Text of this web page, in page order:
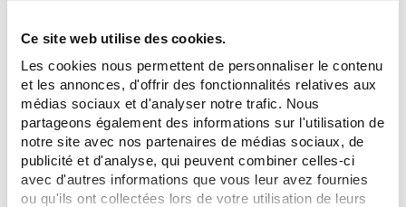
Ce site web utilise des cookies.
Les cookies nous permettent de personnaliser le contenu
et les annonces, d'offrir des fonctionnalités relatives aux
médias sociaux et d'analyser notre trafic. Nous
partageons également des informations sur l'utilisation de
notre site avec nos partenaires de médias sociaux, de
publicité et d'analyse, qui peuvent combiner celles-ci
avec d'autres informations que vous leur avez fournies
ou qu'ils ont collectées lors de votre utilisation de leurs
LYSEDIA
LYSEDIA GOMMAGE CORPS
ECLAT LUMIERE 200ML
44,20 €
35,36 €
ADD TO CART